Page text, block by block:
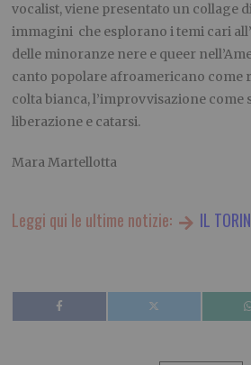
vocalist, viene presentato un collage
immagini che esplorano i temi cari
delle minoranze nere e queer
canto popolare afroamericano come
colta bianca, l’improvvisazione come
liberazione e catarsi.
Mara Martellotta
Leggi qui le ultime notizie: IL